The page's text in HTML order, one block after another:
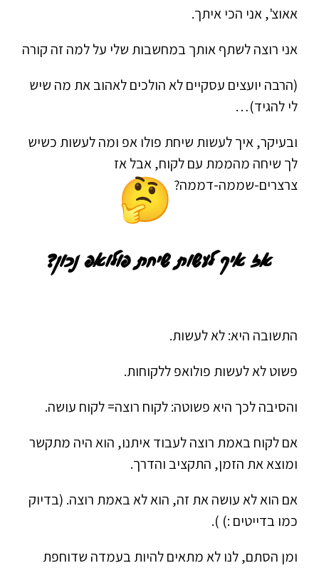
אאוצ', אני הכי איתך.
אני רוצה לשתף אותך במחשבות שלי על למה זה קורה
(הרבה יועצים עסקיים לא הולכים לאהוב את מה שיש
לי להגיד)…
ובעיקר, איך לעשות שיחת פולו אפ ומה לעשות כשיש
לך שיחה מהממת עם לקוח, אבל אז
צרצרים-שממה-דממה?
אז איך לעשות שיחת פולואפ נכון?
התשובה היא: לא לעשות.
פשוט לא לעשות פולואפ ללקוחות.
והסיבה לכך היא פשוטה: לקוח רוצה= לקוח עושה.
אם לקוח באמת רוצה לעבוד איתנו, הוא היה מתקשר
ומוצא את הזמן, התקציב והדרך.
אם הוא לא עושה את זה, הוא לא באמת רוצה. (בדיוק
כמו בדייטים :) ).
ומן הסתם, לנו לא מתאים להיות בעמדה שדוחפת